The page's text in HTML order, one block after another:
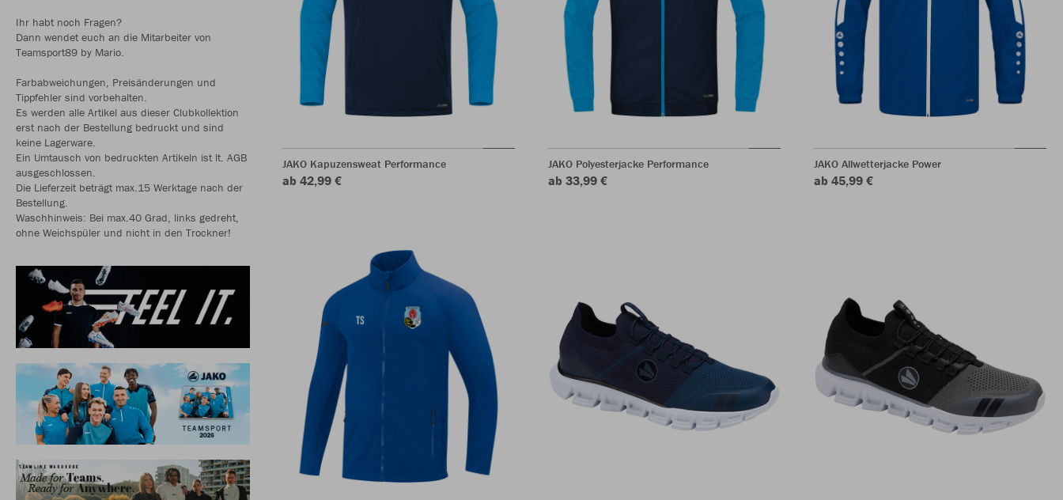
Ihr habt noch Fragen?
Dann wendet euch an die Mitarbeiter von
Teamsport89 by Mario.
Farbabweichungen, Preisänderungen und
Tippfehler sind vorbehalten.
Es werden alle Artikel aus dieser Clubkollektion
erst nach der Bestellung bedruckt und sind
keine Lagerware.
Ein Umtausch von bedruckten Artikeln ist lt. AGB
ausgeschlossen.
Die Lieferzeit beträgt max.15 Werktage nach der
Bestellung.
Waschhinweis: Bei max.40 Grad, links gedreht,
ohne Weichspüler und nicht in den Trockner!
JAKO Kapuzensweat Performance
ab 42,99 €
JAKO Polyesterjacke Performance
ab 33,99 €
JAKO Allwetterjacke Power
ab 45,99 €